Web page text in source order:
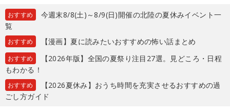
おすすめ
今週末8/8(土)～8/9(日)開催の北陸の夏休みイベント一
覧
おすすめ 【漫画】夏に読みたいおすすめの怖い話まとめ
おすすめ
【2026年版】全国の夏祭り注目27選。見どころ・日程
もわかる！
おすすめ
【2026夏休み】おうち時間を充実させるおすすめの過
ごし方ガイド